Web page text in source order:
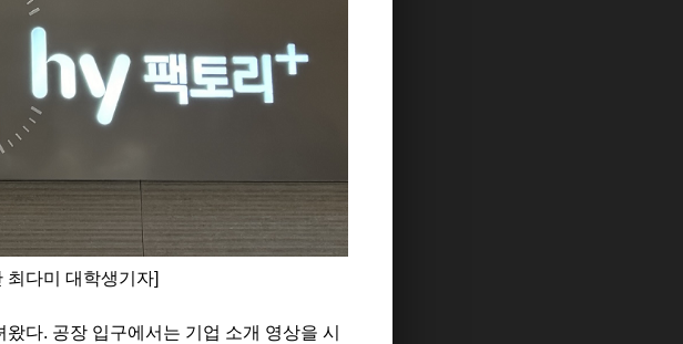
최다미 대학생기자]
다. 공장 입구에서는 기업 소개 영상을 시